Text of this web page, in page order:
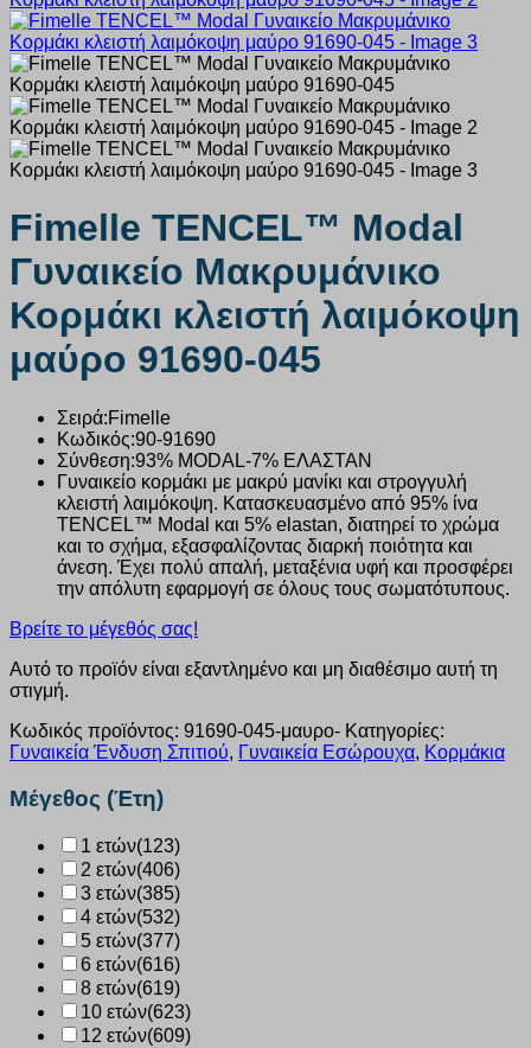
Fimelle TENCEL™ Modal
Γυναικείο Μακρυμάνικο
Κορμάκι κλειστή λαιμόκοψη
μαύρο 91690-045
Σειρά:Fimelle
Κωδικός:90-91690
Σύνθεση:93% MODAL-7% ΕΛΑΣΤΑΝ
Γυναικείο κορμάκι με μακρύ μανίκι και στρογγυλή
κλειστή λαιμόκοψη. Kατασκευασμένο από 95% ίνα
TENCEL™ Modal και 5% elastan, διατηρεί το χρώμα
και το σχήμα, εξασφαλίζοντας διαρκή ποιότητα και
άνεση. Έχει πολύ απαλή, μεταξένια υφή και προσφέρει
την απόλυτη εφαρμογή σε όλους τους σωματότυπους.
Βρείτε το μέγεθός σας!
Αυτό το προϊόν είναι εξαντλημένο και μη διαθέσιμο αυτή τη
στιγμή.
Κωδικός προϊόντος: 91690-045-μαυρο- Κατηγορίες:
Γυναικεία Ένδυση Σπιτιού, Γυναικεία Εσώρουχα, Κορμάκια
Μέγεθος (Έτη)
1 ετών(123)
2 ετών(406)
3 ετών(385)
4 ετών(532)
5 ετών(377)
6 ετών(616)
8 ετών(619)
10 ετών(623)
12 ετών(609)